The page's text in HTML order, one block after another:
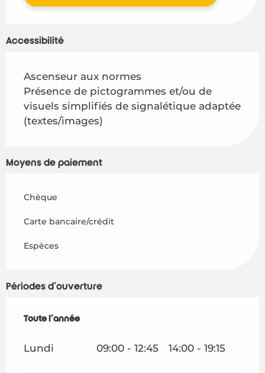
Accessibilité
Ascenseur aux normes
Présence de pictogrammes et/ou de
visuels simplifiés de signalétique adaptée
(textes/images)
Moyens de paiement
Chèque
Carte bancaire/crédit
Espèces
Périodes d'ouverture
Toute l'année
Toute l'année
Lundi 09:00 - 12:45 14:00 - 19:15